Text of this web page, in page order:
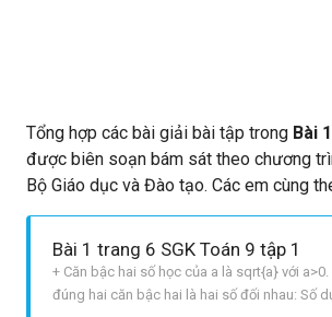
Tổng hợp các bài giải bài tập trong Bài
được biên soạn bám sát theo chương
Bộ Giáo dục và Đào tạo. Các em cùng
Bài 1 trang 6 SGK Toán 9 tập 1
+ Căn bậc hai số học của a là sqrt{a} với
đúng hai căn bậc hai là hai số đối nhau: Số